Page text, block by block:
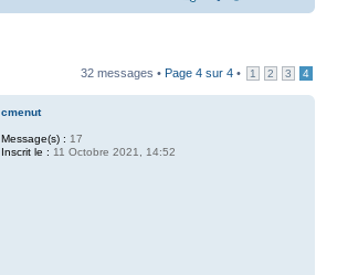
32 messages • Page 4 sur 4 • 1 2 3 4
cmenut
Message(s) : 17
Inscrit le : 11 Octobre 2021, 14:52